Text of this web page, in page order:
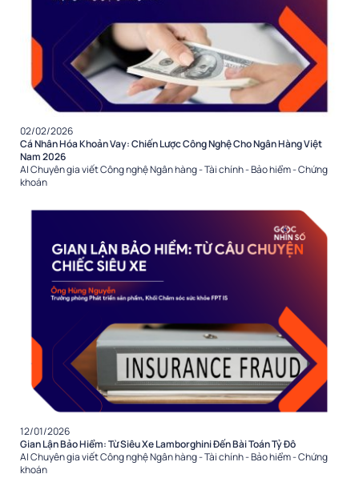
02/02/2026
Cá Nhân Hóa Khoản Vay: Chiến Lược Công Nghệ Cho Ngân Hàng Việt
Nam 2026
AIChuyên gia viếtCông nghệNgân hàng - Tài chính - Bảo hiểm - Chứng
khoán
12/01/2026
Gian Lận Bảo Hiểm: Từ Siêu Xe Lamborghini Đến Bài Toán Tỷ Đô
AIChuyên gia viếtCông nghệNgân hàng - Tài chính - Bảo hiểm - Chứng
khoán